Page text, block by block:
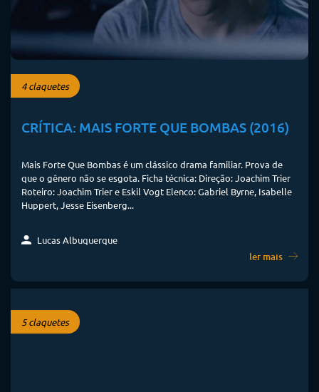
4 claquetes
CRÍTICA: MAIS FORTE QUE BOMBAS (2016)
Mais Forte Que Bombas é um clássico drama familiar. Prova de
que o gênero não se esgota. Ficha técnica: Direção: Joachim Trier
Roteiro: Joachim Trier e Eskil Vogt Elenco: Gabriel Byrne, Isabelle
Huppert, Jesse Eisenberg...
Lucas Albuquerque
ler mais
5 claquetes